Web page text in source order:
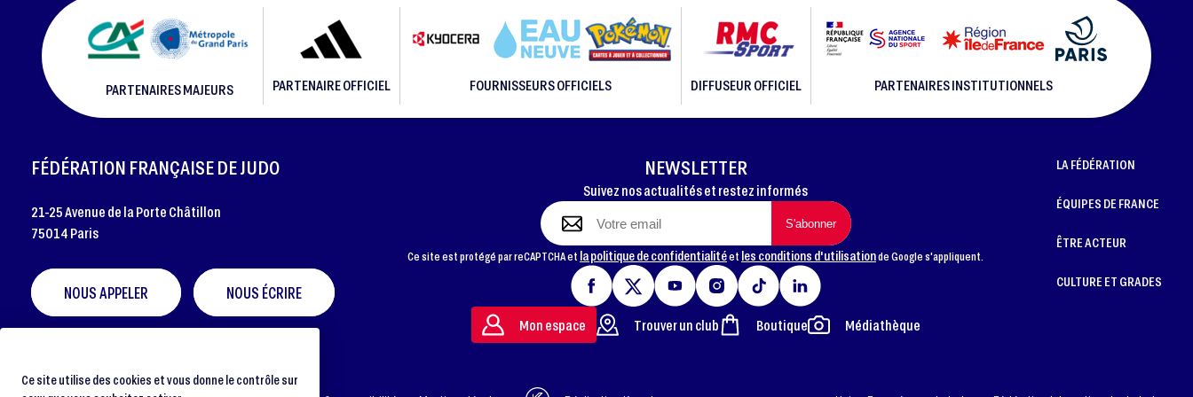
PARTENAIRES MAJEURS PARTENAIRE OFFICIEL FOURNISSEURS OFFICIELS DIFFUSEUR OFFICIEL PARTENAIRES INSTITUTIONNELS
FOOTER
FÉDÉRATION FRANÇAISE DE JUDO
21-25 Avenue de la Porte Châtillon
75014 Paris
NOUS APPELER NOUS ÉCRIRE
NEWSLETTER
Suivez nos actualités et restez informés
Ce site est protégé par reCAPTCHA et la politique de confidentialitéet les conditions d'utilisationde Google s'appliquent.
Mon espace Trouver un club Boutique Médiathèque
LA FÉDÉRATION
ÉQUIPES DE FRANCE
ÊTRE ACTEUR
CULTURE ET GRADES
Ce site utilise des cookies et vous donne le contrôle sur